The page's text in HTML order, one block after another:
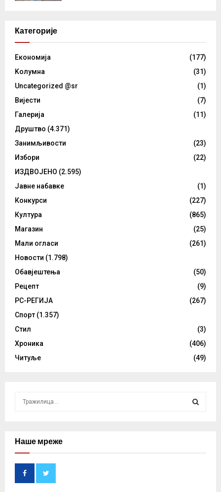
Категорије
Eкономија
(177)
Kолумнa
(31)
Uncategorized @sr
(1)
Вијести
(7)
Галерија
(11)
Друштво (4.371)
Занимљивости
(23)
Избори
(22)
ИЗДВОЈЕНО (2.595)
Јавне набавке
(1)
Конкурси
(227)
Култура
(865)
Магазин
(25)
Мали огласи
(261)
Новости (1.798)
Обавјештења
(50)
Рецепт
(9)
РС-РЕГИЈА
(267)
Спорт (1.357)
Стил
(3)
Хроника
(406)
Читуље
(49)
cНаше мреже